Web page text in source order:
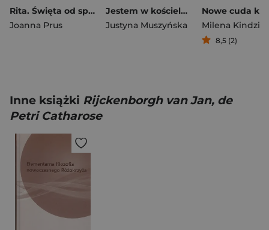
Rita. Święta od spraw beznadziejnych i apaszka Hermèsa
Joanna Prus
Jestem w kościele. Najświętsze Serce Pana Jezusa
Justyna Muszyńska
Milena
8,5 (2)
Inne książki Rijckenborgh van Jan, de
Petri Catharose